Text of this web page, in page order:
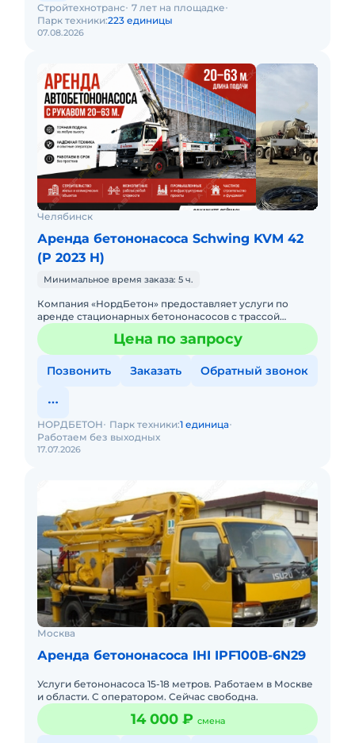
07.08.2026
Стройтехнотранс 7 лет на площадке
Парк техники:223 единицы
Челябинск
Аренда бетононасоса Schwing KVM 42
(P 2023 H)
Минимальное время заказа: 5 ч.
Компания «НордБетон» предоставляет услуги по
аренде стационарных бетононасосов с трассой
подачи до 110 метров, а также автобетононасосов с
длиной ст
Цена по запросу
Позвонить Заказать Обратный звонок
17.07.2026
НОРДБЕТОН Парк техники:1 единица
Работаем без выходных
Москва
Аренда бетононасоса IHI IPF100B-6N29
Услуги бетононасоса 15-18 метров. Работаем в Москве
и области. С оператором. Сейчас свободна.
14 000 ₽ смена